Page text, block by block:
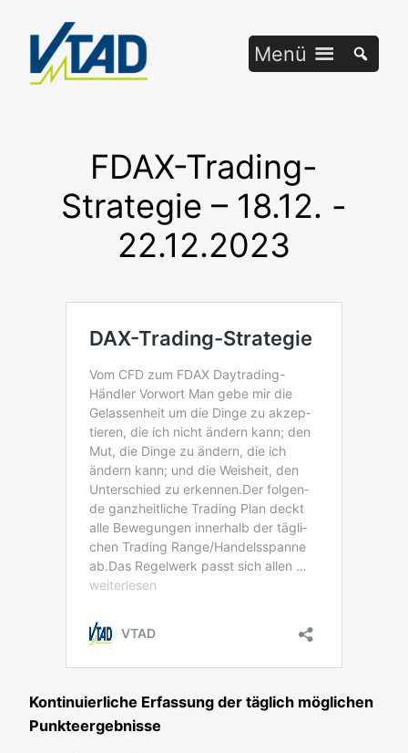
springen
Menü
FDAX-Trading-
Strategie – 18.12. -
22.12.2023
Kon­ti­nu­ier­li­che Erfas­sung der täg­lich mög­li­chen
Punkteergebnisse